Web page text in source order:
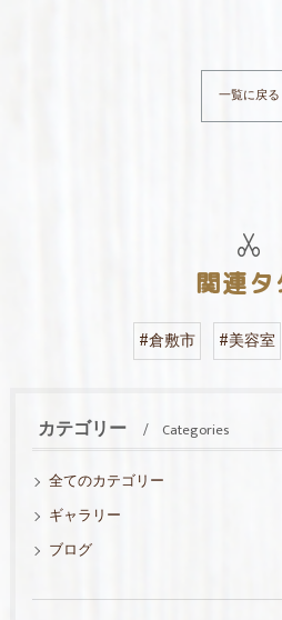
一覧に戻る
関連タ
#倉敷市 #美容室
カテゴリー Categories
全てのカテゴリー
ギャラリー
ブログ